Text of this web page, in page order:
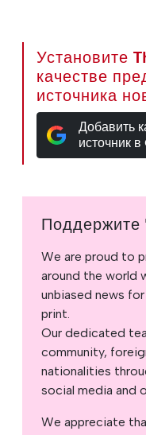
Установите
качестве
источника
Добавить
источник
Поддержите
We are proud to
around the world
unbiased news
print.
Our dedicated
community,
nationalities
social media and
We appreciate